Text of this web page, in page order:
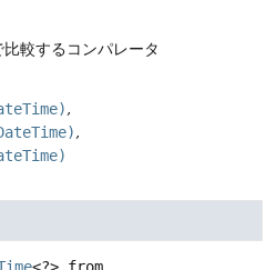
較するコンパレータ